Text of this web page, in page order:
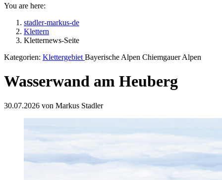
You are here:
stadler-markus-de
Klettern
Kletternews-Seite
Kategorien: Klettergebiet Bayerische Alpen Chiemgauer Alpen
Wasserwand am Heuberg
30.07.2026 von Markus Stadler